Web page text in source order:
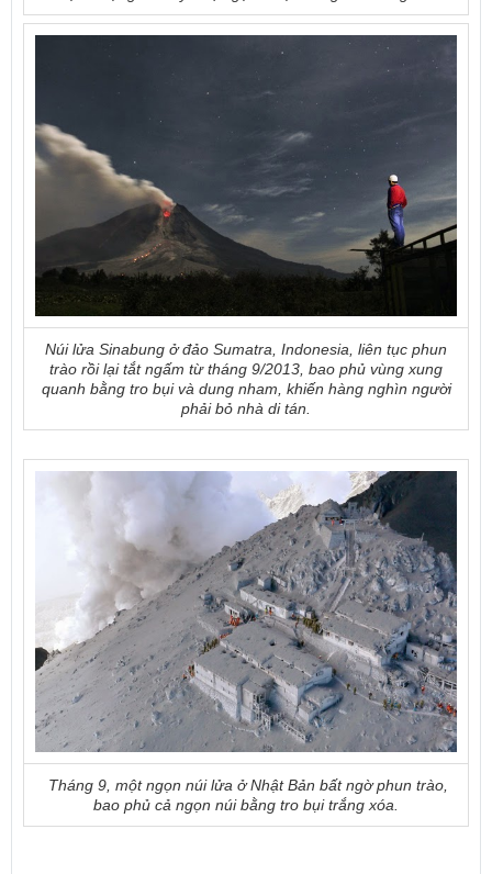
Núi lửa Sinabung ở đảo Sumatra, Indonesia, liên tục phun
trào rồi lại tắt ngấm từ tháng 9/2013, bao phủ vùng xung
quanh bằng tro bụi và dung nham, khiến hàng nghìn người
phải bỏ nhà di tán.
Tháng 9, một ngọn núi lửa ở Nhật Bản bất ngờ phun trào,
bao phủ cả ngọn núi bằng tro bụi trắng xóa.